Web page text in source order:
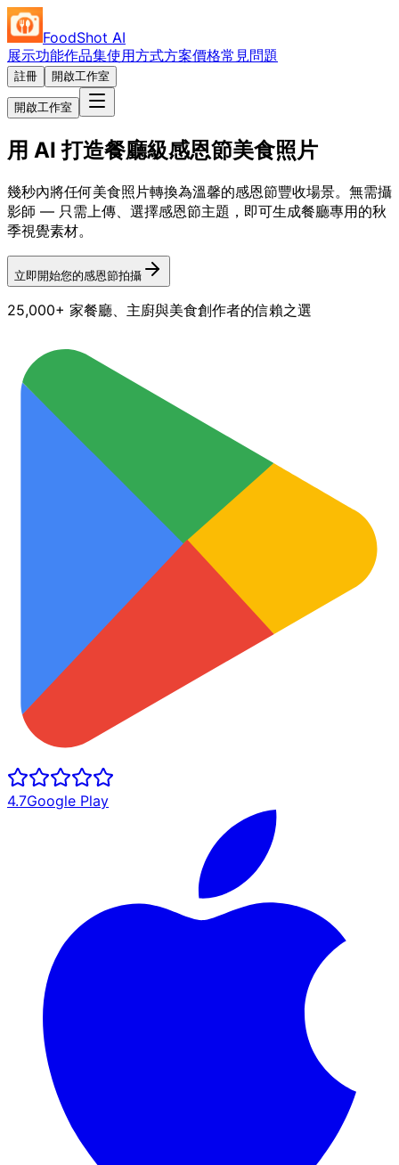
FoodShot AI
展示功能作品集使用方式方案價格常見問題
註冊 開啟工作室
開啟工作室
用 AI 打造餐廳級感恩節美食照片
幾秒內將任何美食照片轉換為溫馨的感恩節豐收場景。無需攝
影師 — 只需上傳、選擇感恩節主題，即可生成餐廳專用的秋
季視覺素材。
立即開始您的感恩節拍攝
25,000+ 家餐廳、主廚與美食創作者的信賴之選
4.7Google Play